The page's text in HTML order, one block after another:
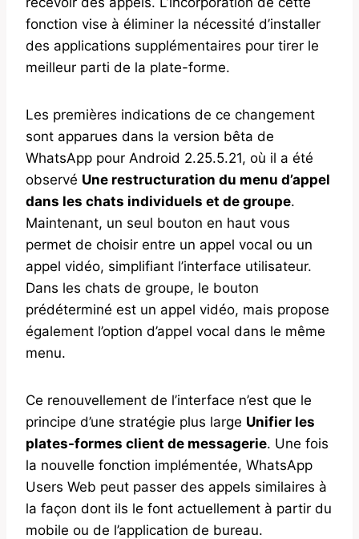
fonction vise à éliminer la nécessité d’installer
des applications supplémentaires pour tirer le
meilleur parti de la plate-forme.
Les premières indications de ce changement
sont apparues dans la version bêta de
WhatsApp pour Android 2.25.5.21, où il a été
observé Une restructuration du menu d’appel
dans les chats individuels et de groupe.
Maintenant, un seul bouton en haut vous
permet de choisir entre un appel vocal ou un
appel vidéo, simplifiant l’interface utilisateur.
Dans les chats de groupe, le bouton
prédéterminé est un appel vidéo, mais propose
également l’option d’appel vocal dans le même
menu.
Ce renouvellement de l’interface n’est que le
principe d’une stratégie plus large Unifier les
plates-formes client de messagerie. Une fois
la nouvelle fonction implémentée, WhatsApp
Users Web peut passer des appels similaires à
la façon dont ils le font actuellement à partir du
mobile ou de l’application de bureau.